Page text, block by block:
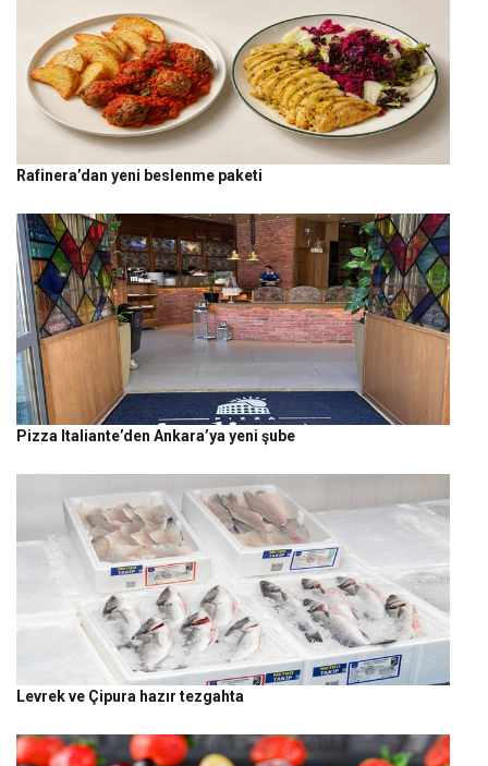
Rafinera’dan yeni beslenme paketi
Pizza Italiante’den Ankara’ya yeni şube
Levrek ve Çipura hazır tezgahta